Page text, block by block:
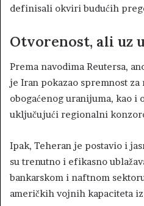
definisali okviri budućih
Otvorenost, ali uz
Prema navodima Reutersa,
je Iran pokazao spremnost
obogaćenog uranijuma, kao
uključujući regionalni
Ipak, Teheran je postavio i
su trenutno i efikasno
bankarskom i naftnom
američkih vojnih kapaciteta